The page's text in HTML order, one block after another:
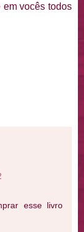
em vocês todos
esse livro